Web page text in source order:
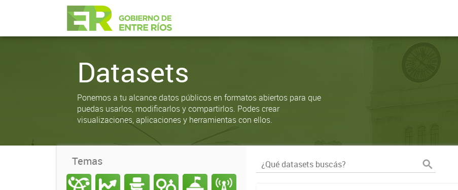
Datasets
Ponemos a tu alcance datos públicos en formatos abiertos para que
puedas usarlos, modificarlos y compartirlos. Podes crear
visualizaciones, aplicaciones y herramientas con ellos.
Temas